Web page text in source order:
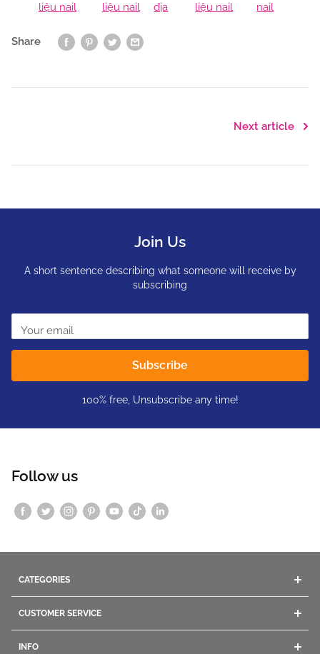
liệu nail
liệu nail
địa
liệu nail
nail
Share
Next article
Join Us
A short sentence describing what someone will receive by
subscribing
Your email
Subscribe
100% free, Unsubscribe any time!
Follow us
CATEGORIES
Gel
CUSTOMER SERVICE
INFO